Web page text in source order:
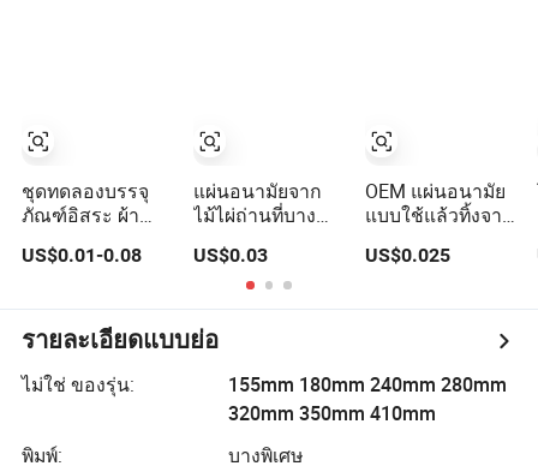
ชุดทดลองบรรจุ
ภัณฑ์อิสระ ผ้า
และเส้นใยไม้ไผ่ สี
สำหรับการใช้งาน
ในช่วงกลางวัน
US$0.01-0.08
แผ่นอนามัยจาก
ไม้ไผ่ถ่านที่บาง
US$0.03
OEM แผ่นอนามัย
แบบใช้แล้วทิ้งจาก
กราไฟต์
US$0.025
รายละเอียดแบบย่อ
ไม่ใช่ ของรุ่น:
155mm 180mm 240mm 280mm
320mm 350mm 410mm
พิมพ์:
บางพิเศษ